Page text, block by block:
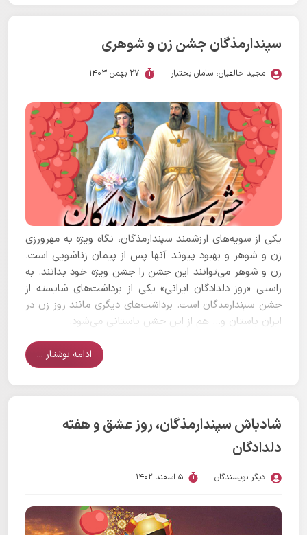
سپندارمذگان جشن زن و شوهری
مجید خالقیان، سامان بختیار 27 بهمن 1403
یکی از سویه‌های ارزشمند سپندارمذگان، نگاه ویژه به مهرورزی
زن و شوهر و بهبود پیوند آنها پس از پیمان زناشویی است.
زن و شوهر می‌توانند این جشن را جشن ویژه خود بدانند. به
راستی «روز دلدادگان ایرانی» یکی از برداشت‌های شایسته از
جشن سپندارمذگان است. برداشت‌های دیگری مانند روز زن در
ایران باستان و… هم از این جشن باستانی می‌شود.
ادامه نوشتار ...
شادباش سپندارمذگان، روز عشق و هفته
دلدادگان
دیگر نویسندگان 5 اسفند 1402